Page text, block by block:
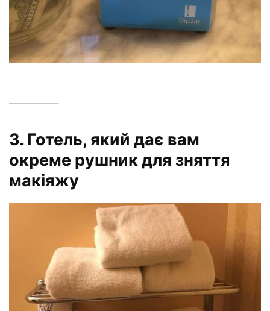
—————–
3. Готель, який дає вам
окреме рушник для зняття
макіяжу